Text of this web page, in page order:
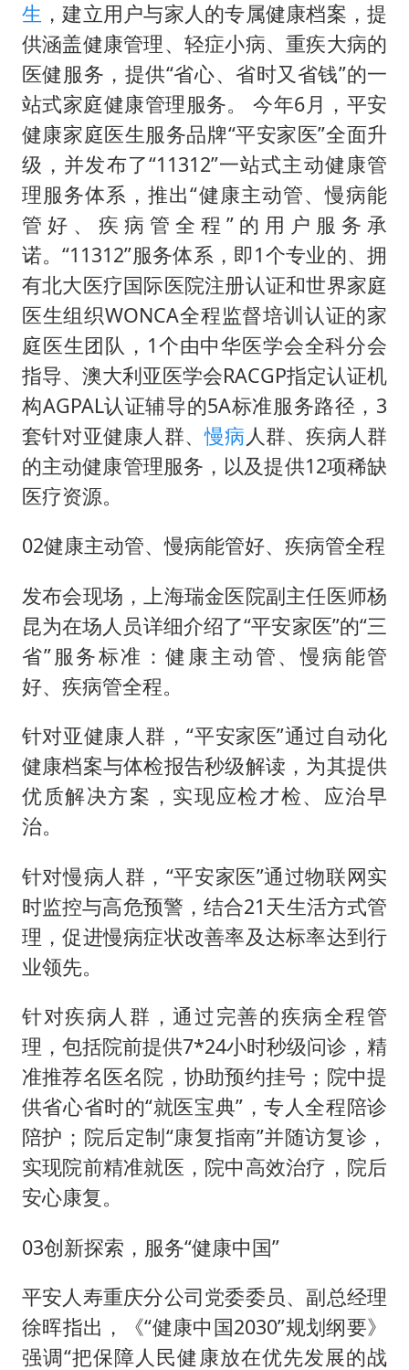
生 ，建立用户与家人的专属健康档案，提
供涵盖健康管理、轻症小病、重疾大病的
医健服务，提供“省心、省时又省钱”的一
站式家庭健康管理服务。 今年6月，平安
健康家庭医生服务品牌“平安家医”全面升
级，并发布了“11312”一站式主动健康管
理服务体系，推出“健康主动管、慢病能
管好、疾病管全程”的用户服务承
诺。“11312”服务体系，即1个专业的、拥
有北大医疗国际医院注册认证和世界家庭
医生组织WONCA全程监督培训认证的家
庭医生团队，1个由中华医学会全科分会
指导、澳大利亚医学会RACGP指定认证机
构AGPAL认证辅导的5A标准服务路径，3
套针对亚健康人群、慢病人群、疾病人群
的主动健康管理服务，以及提供12项稀缺
医疗资源。
02健康主动管、慢病能管好、疾病管全程
发布会现场，上海瑞金医院副主任医师杨
昆为在场人员详细介绍了“平安家医”的“三
省”服务标准：健康主动管、慢病能管
好、疾病管全程。
针对亚健康人群，“平安家医”通过自动化
健康档案与体检报告秒级解读，为其提供
优质解决方案，实现应检才检、应治早
治。
针对慢病人群，“平安家医”通过物联网实
时监控与高危预警，结合21天生活方式管
理，促进慢病症状改善率及达标率达到行
业领先。
针对疾病人群，通过完善的疾病全程管
理，包括院前提供7*24小时秒级问诊，精
准推荐名医名院，协助预约挂号；院中提
供省心省时的“就医宝典”，专人全程陪诊
陪护；院后定制“康复指南”并随访复诊，
实现院前精准就医，院中高效治疗，院后
安心康复。
03创新探索，服务“健康中国”
平安人寿重庆分公司党委委员、副总经理
徐晖指出，《“健康中国2030”规划纲要》
强调“把保障人民健康放在优先发展的战